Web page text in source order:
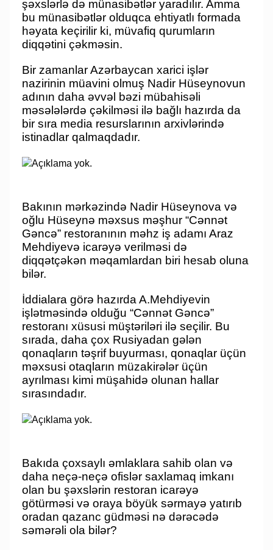
şəxslərlə də münasibətlər yaradılır. Amma
bu münasibətlər olduqca ehtiyatlı formada
həyata keçirilir ki, müvafiq qurumların
diqqətini çəkməsin.
Bir zamanlar Azərbaycan xarici işlər
nazirinin müavini olmuş Nadir Hüseynovun
adının daha əvvəl bəzi mübahisəli
məsələlərdə çəkilməsi ilə bağlı hazırda da
bir sıra media resurslarının arxivlərində
istinadlar qalmaqdadır.
Bakının mərkəzində Nadir Hüseynova və
oğlu Hüseynə məxsus məşhur “Cənnət
Gəncə” restoranının məhz iş adamı Araz
Mehdiyevə icarəyə verilməsi də
diqqətçəkən məqamlardan biri hesab oluna
bilər.
İddialara görə hazırda A.Mehdiyevin
işlətməsində olduğu “Cənnət Gəncə”
restoranı xüsusi müştəriləri ilə seçilir. Bu
sırada, daha çox Rusiyadan gələn
qonaqların təşrif buyurması, qonaqlar üçün
məxsusi otaqların müzakirələr üçün
ayrılması kimi müşahidə olunan hallar
sırasındadır.
Bakıda çoxsaylı əmlaklara sahib olan və
daha neçə-neçə ofislər saxlamaq imkanı
olan bu şəxslərin restoran icarəyə
götürməsi və oraya böyük sərmayə yatırıb
oradan qazanc güdməsi nə dərəcədə
səmərəli ola bilər?